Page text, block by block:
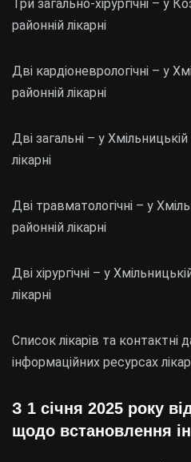
Три загально-хірургічні – у
районній лікарні
Дві кардіоневрологічні – у
районній лікарні
Дві загальні – у
лікарні
Дві травматологічні – у
районній лікарні
Дві хірургічні – у
лікарні
Список лікарів та контактні
інформаційних ресурсах
З 1 січня 2025 року
щодо встановлення